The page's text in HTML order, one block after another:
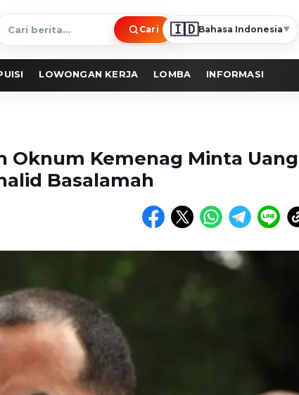
Cari
Cari 🇮🇩Bahasa Indonesia▼
LOWONGAN KERJA LOMBA INFORMASI
Oknum Kemenag Minta Uang
Basalamah